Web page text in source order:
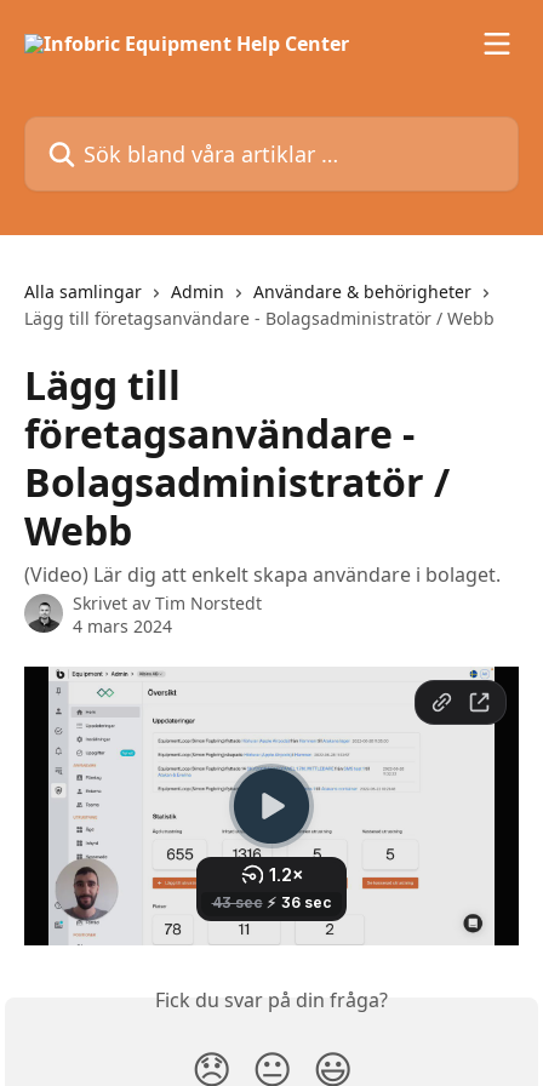
Sök bland våra artiklar …
Alla samlingar Admin
Användare & behörigheter
Lägg till företagsanvändare - Bolagsadministratör / Webb
Lägg till
företagsanvändare -
Bolagsadministratör /
Webb
(Video) Lär dig att enkelt skapa användare i bolaget.
Skrivet av Tim Norstedt
4 mars 2024
Fick du svar på din fråga?
😞 😐 😃